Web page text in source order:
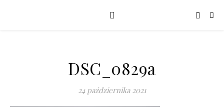
DSC_0829a
24 października 2021